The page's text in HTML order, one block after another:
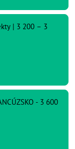
| 3 200 – 3
- 3 600